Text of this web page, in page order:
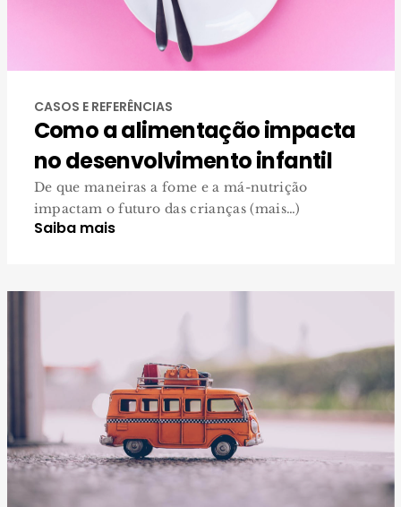
CASOS E REFERÊNCIAS
Como a alimentação impacta
no desenvolvimento infantil
De que maneiras a fome e a má-nutrição
impactam o futuro das crianças (mais…)
Saiba mais